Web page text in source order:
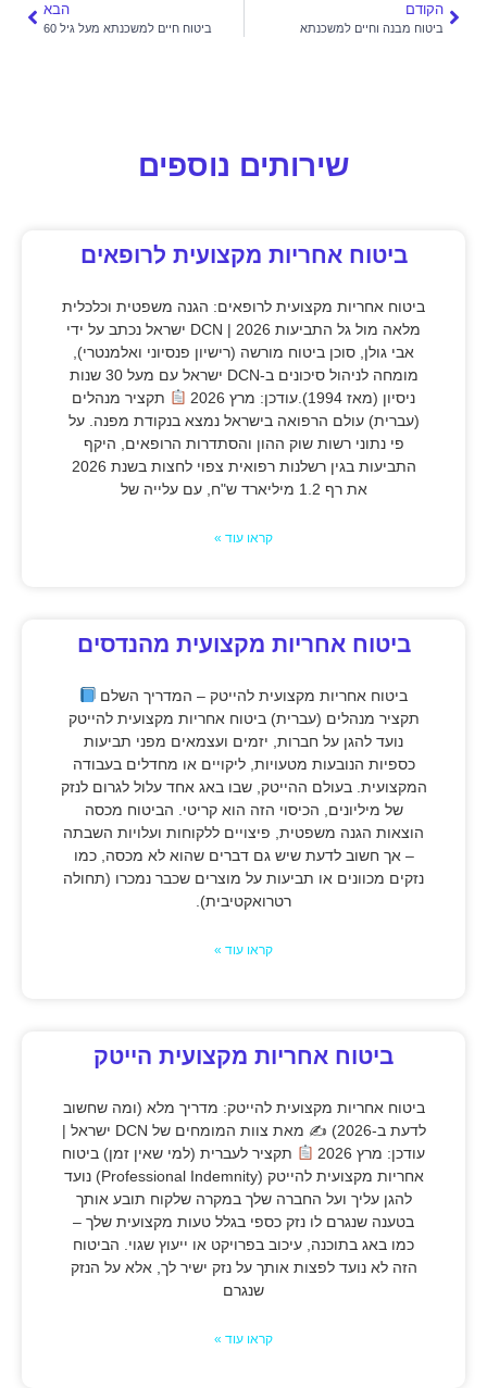
הקודם
ביטוח מבנה וחיים למשכנתא
הבא
ביטוח חיים למשכנתא מעל גיל 60
שירותים נוספים
ביטוח אחריות מקצועית לרופאים
ביטוח אחריות מקצועית לרופאים: הגנה משפטית וכלכלית
מלאה מול גל התביעות 2026 | DCN ישראל נכתב על ידי
אבי גולן, סוכן ביטוח מורשה (רישיון פנסיוני ואלמנטרי),
מומחה לניהול סיכונים ב-DCN ישראל עם מעל 30 שנות
ניסיון (מאז 1994).עודכן: מרץ 2026
תקציר מנהלים
(עברית) עולם הרפואה בישראל נמצא בנקודת מפנה. על
פי נתוני רשות שוק ההון והסתדרות הרופאים, היקף
התביעות בגין רשלנות רפואית צפוי לחצות בשנת 2026
את רף 1.2 מיליארד ש"ח, עם עלייה של
קראו עוד »
ביטוח אחריות מקצועית מהנדסים
ביטוח אחריות מקצועית להייטק – המדריך השלם
תקציר מנהלים (עברית) ביטוח אחריות מקצועית להייטק
נועד להגן על חברות, יזמים ועצמאים מפני תביעות
כספיות הנובעות מטעויות, ליקויים או מחדלים בעבודה
המקצועית. בעולם ההייטק, שבו באג אחד עלול לגרום לנזק
של מיליונים, הכיסוי הזה הוא קריטי. הביטוח מכסה
הוצאות הגנה משפטית, פיצויים ללקוחות ועלויות השבתה
– אך חשוב לדעת שיש גם דברים שהוא לא מכסה, כמו
נזקים מכוונים או תביעות על מוצרים שכבר נמכרו (תחולה
רטרואקטיבית).
קראו עוד »
ביטוח אחריות מקצועית הייטק
ביטוח אחריות מקצועית להייטק: מדריך מלא (ומה שחשוב
לדעת ב-2026) ✍
מאת צוות המומחים של DCN ישראל |
עודכן: מרץ 2026
תקציר לעברית (למי שאין זמן) ביטוח
אחריות מקצועית להייטק (Professional Indemnity) נועד
להגן עליך ועל החברה שלך במקרה שלקוח תובע אותך
בטענה שנגרם לו נזק כספי בגלל טעות מקצועית שלך –
כמו באג בתוכנה, עיכוב בפרויקט או ייעוץ שגוי. הביטוח
הזה לא נועד לפצות אותך על נזק ישיר לך, אלא על הנזק
שנגרם
קראו עוד »